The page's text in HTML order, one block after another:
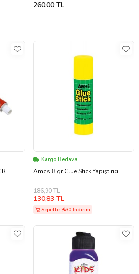
260,00 TL
Kargo Bedava
Amos 8 gr Glue Stick Yapıştırıcı
186,90 TL
130,83 TL
Sepette %30 İndirim